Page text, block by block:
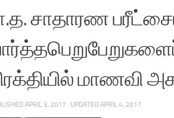
சாதாரண
மாணவி
APRIL 3, 2017 · UPDATED APRIL 4, 2017